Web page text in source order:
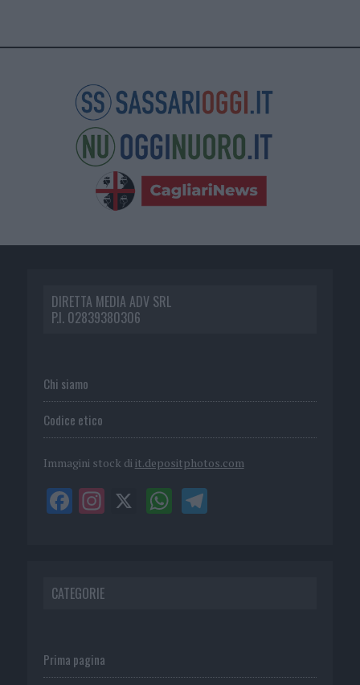
DIRETTA MEDIA ADV SRL
P.I. 02839380306
Chi siamo
Codice etico
Immagini stock di it.depositphotos.com
CATEGORIE
Prima pagina